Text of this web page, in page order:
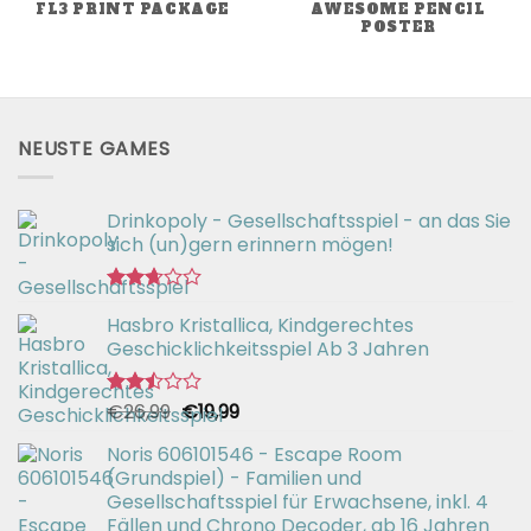
FL3 PRINT PACKAGE
AWESOME PENCIL
POSTER
NEUSTE GAMES
Drinkopoly - Gesellschaftsspiel - an das Sie
sich (un)gern erinnern mögen!
Bewertet
mit
2.67
von 5
Hasbro Kristallica, Kindgerechtes
Geschicklichkeitsspiel Ab 3 Jahren
Bewertet
mit
2.49
von 5
€26,99 Ursprünglicher
Preis
war:
€26,99
€19,99Aktueller
ist:
€19,99.
Noris 606101546 - Escape Room
(Grundspiel) - Familien und
Gesellschaftsspiel für Erwachsene, inkl. 4